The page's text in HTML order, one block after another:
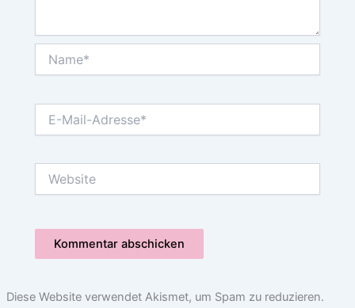
Mail-
Diese Website verwendet Akismet, um Spam zu reduzieren.